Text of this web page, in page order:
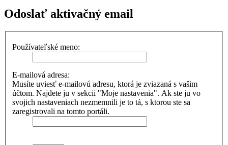
Odoslať aktivačný email
Používateľské meno:
E-mailová adresa:
Musíte uviesť e-mailovú adresu, ktorá je zviazaná s vašim
účtom. Najdete ju v sekcii "Moje nastavenia". Ak ste ju vo
svojich nastaveniach nezmemnili je to tá, s ktorou ste sa
zaregistrovali na tomto portáli.